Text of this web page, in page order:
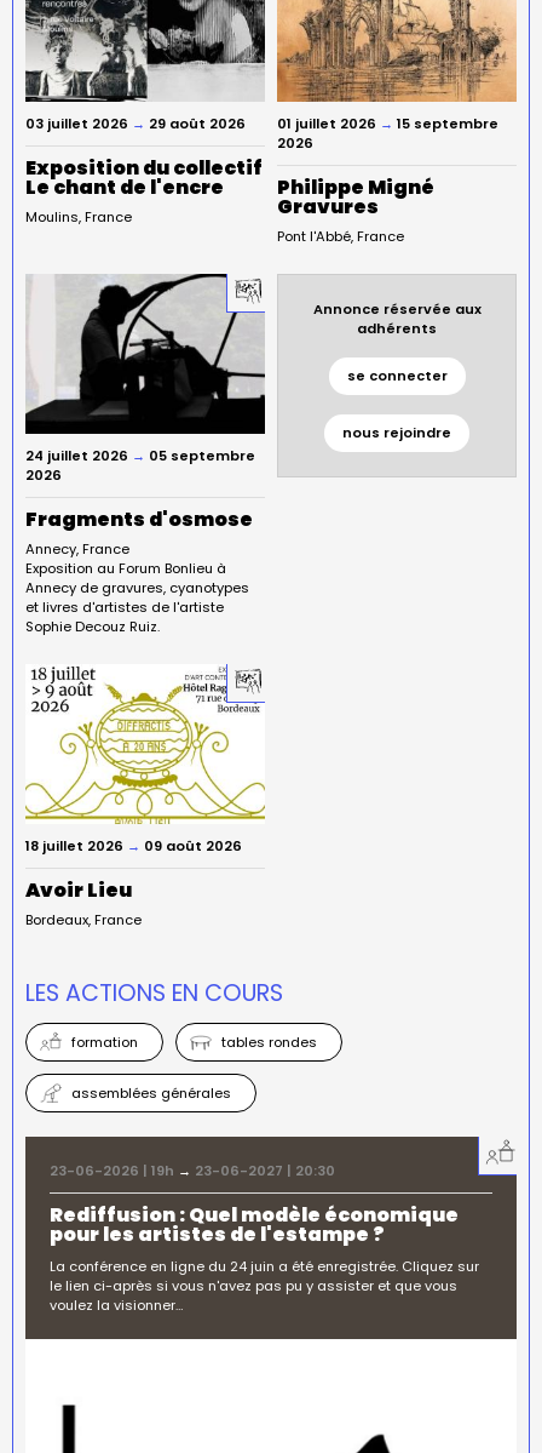
03 juillet 2026 → 29 août 2026
Exposition du collectif
Le chant de l'encre
Moulins France
01 juillet 2026 → 15 septembre
2026
Philippe Migné
Gravures
Pont l'Abbé France
24 juillet 2026 → 05 septembre
2026
Fragments d'osmose
Annecy France
Exposition au Forum Bonlieu à
Annecy de gravures, cyanotypes
et livres d'artistes de l'artiste
Sophie Decouz Ruiz.
Annonce réservée aux
adhérents
se connecter
nous rejoindre
18 juillet 2026 → 09 août 2026
Avoir Lieu
Bordeaux France
LES ACTIONS EN COURS
formation tables rondes
assemblées générales
23-06-2026 | 19h → 23-06-2027 | 20:30
Rediffusion : Quel modèle économique
pour les artistes de l'estampe ?
La conférence en ligne du 24 juin a été enregistrée. Cliquez sur
le lien ci-après si vous n'avez pas pu y assister et que vous
voulez la visionner…